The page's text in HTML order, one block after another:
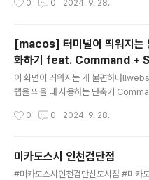
0 0 2024. 9. 28.
[macos] 터미널이 띄워지는
화하기 feat. Command +
이 화면이 띄워지는 게 불편하다
탭을 띄울 때 사용하는 단축키
다. 해서 키보드 단축키를 다 찾아봤더니
단축키 선택서비스탭 > 텍스트 > 터미
인덱스 검색
0 0 2024. 9. 28.
미카도스시 인천검단점
#미카도스시인천검단신도시점 #미카